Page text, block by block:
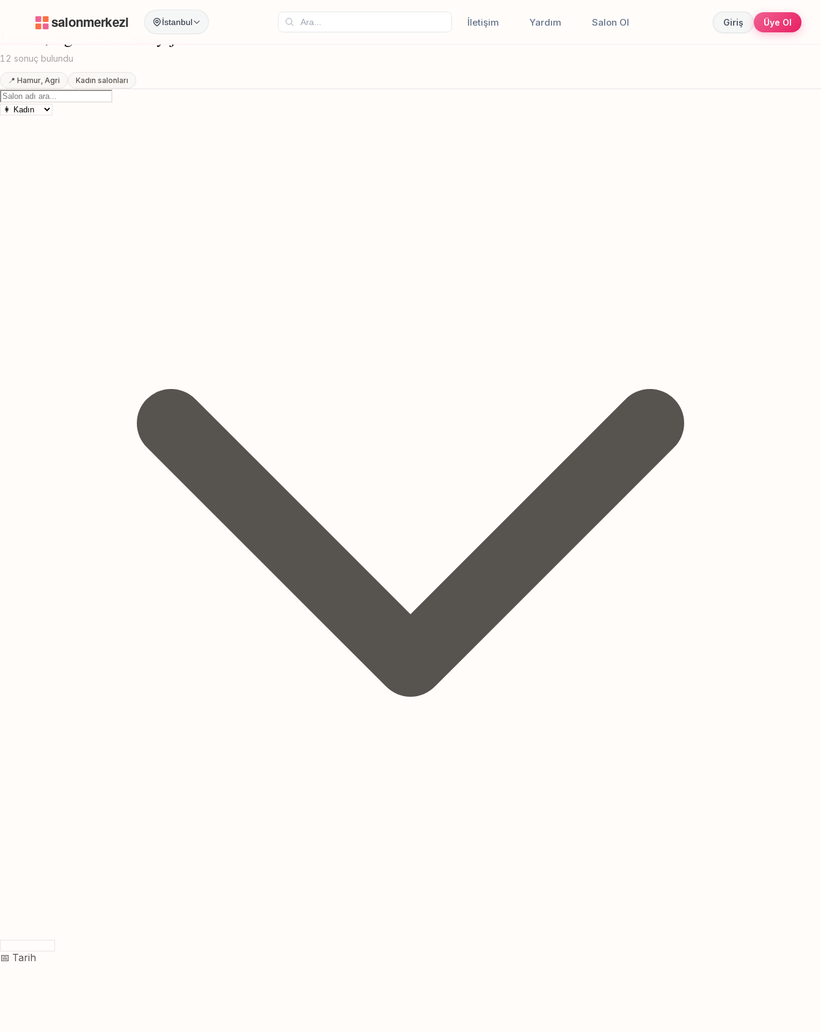
İstanbul İletişim Yardım Salon Ol Giriş Üye Ol
Gelin Makyajı
Hamur, Agri Gelin Makyajı
12 sonuç bulundu
📍 Hamur, Agri Kadın salonları
Canlı sonuçlar Online randevu
📅 Tarih